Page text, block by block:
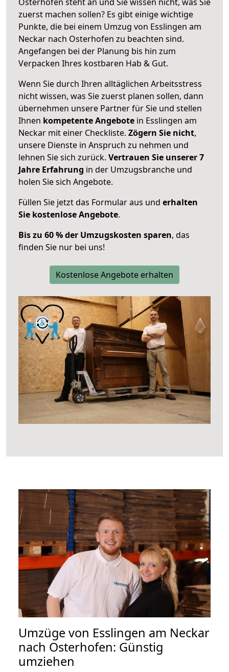
zuerst machen sollen? Es gibt einige wichtige
Punkte, die bei einem Umzug von Esslingen am
Neckar nach Osterhofen zu beachten sind.
Angefangen bei der Planung bis hin zum
Verpacken Ihres kostbaren Hab & Gut.
Wenn Sie durch Ihren alltäglichen Arbeitsstress
nicht wissen, was Sie zuerst planen sollen, dann
übernehmen unsere Partner für Sie und stellen
Ihnen kompetente Angebote in Esslingen am
Neckar mit einer Checkliste. Zögern Sie nicht,
unsere Dienste in Anspruch zu nehmen und
lehnen Sie sich zurück. Vertrauen Sie unserer 7
Jahre Erfahrung in der Umzugsbranche und
holen Sie sich Angebote.
Füllen Sie jetzt das Formular aus und erhalten
Sie kostenlose Angebote.
Bis zu 60 % der Umzugskosten sparen, das
finden Sie nur bei uns!
Kostenlose Angebote erhalten
Umzüge von Esslingen am Neckar
nach Osterhofen: Günstig
umziehen